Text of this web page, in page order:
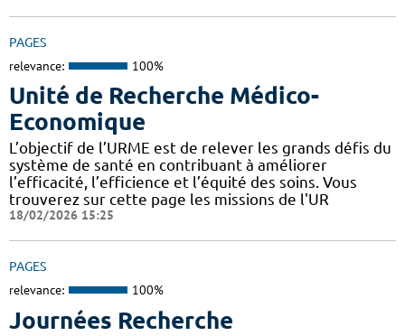
PAGES
relevance: 100%
Unité de Recherche Médico-
Economique
L’objectif de l’URME est de relever les grands défis du
système de santé en contribuant à améliorer
l’efficacité, l’efficience et l’équité des soins. Vous
trouverez sur cette page les missions de l'UR
18/02/2026 15:25
PAGES
relevance: 100%
Journées Recherche